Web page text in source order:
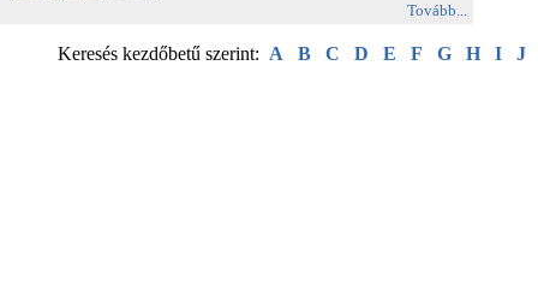
Tovább...
Keresés kezdőbetű szerint: A B C D E F G H I J